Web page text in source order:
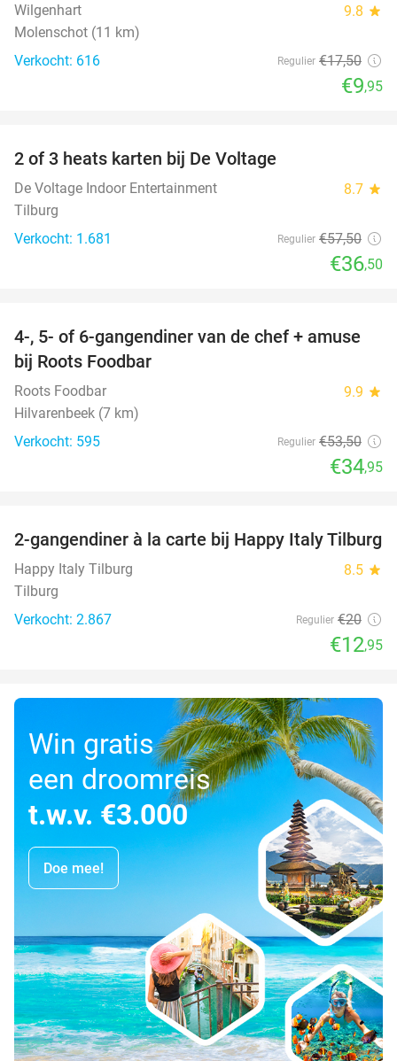
Wilgenhart 9.8 star
Molenschot (11 km)
Verkocht: 616
Regulier €17,50
€9,95
2 of 3 heats karten bij De Voltage
De Voltage Indoor Entertainment 8.7 star
Tilburg
Verkocht: 1.681
Regulier €57,50
€36,50
35%
4-, 5- of 6-gangendiner van de chef + amuse
bij Roots Foodbar
Roots Foodbar 9.9 star
Hilvarenbeek (7 km)
Verkocht: 595
Regulier €53,50
€34,95
35%
2-gangendiner à la carte bij Happy Italy Tilburg
Happy Italy Tilburg 8.5 star
Tilburg
Verkocht: 2.867
Regulier €20
€12,95
Win gratis
een droomreis
t.w.v. €3.000
Doe mee!